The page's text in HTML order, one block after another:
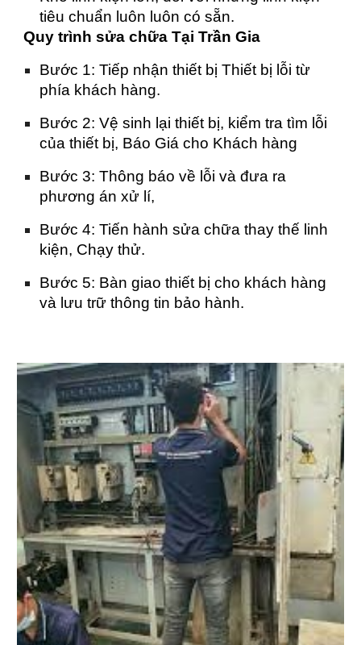
tiêu chuẩn luôn luôn có sẵn.
Quy trình sửa chữa Tại Trần Gia
Bước 1: Tiếp nhận thiết bị Thiết bị lỗi từ
phía khách hàng.
Bước 2: Vệ sinh lại thiết bị, kiểm tra tìm lỗi
của thiết bị, Báo Giá cho Khách hàng
Bước 3: Thông báo về lỗi và đưa ra
phương án xử lí,
Bước 4: Tiến hành sửa chữa thay thế linh
kiện, Chạy thử.
Bước 5: Bàn giao thiết bị cho khách hàng
và lưu trữ thông tin bảo hành.